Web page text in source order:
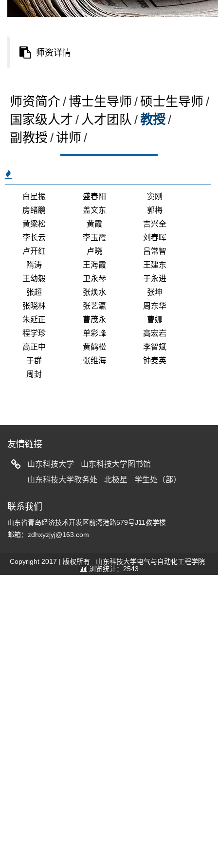
师资详情
师资简介/ 博士生导师 /硕士生导师 /
国家级人才 / 人才团队 /教授/
副教授 / 讲师 /
白星振 盛春阳
窦刚
房绪鹏
盖文东
郭梅
黄梁松
黄霞
吉兴全
李长云
李玉霞
刘春晖
卢开红
卢晓
吕常智
隋涛
王海霞
王建东
王幼毅
卫永琴
于永进
张超
张焕水
张坤
张晓林
张艺瀛
周东华
朱延正
曹茂永
曹娜
程学珍
单彩峰
高宏岩
高正中
黄鹤松
李智斌
于群
张维海
钟麦英
周封
友情链接
山东科技大学
山东科技大学图书馆
山东科技大学教务处
北极星 学生处（部）
联系我们
山东省青岛经济技术开发区前湾港路579号J11教学楼
邮箱：zdhxyzjyj@163.com
Copyright 2017 | 版权所有 山东科技大学电气与自动化工程学院
浏览统计：2543